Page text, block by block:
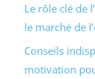
Le rôle clé de
le marché de
Conseils
motivation